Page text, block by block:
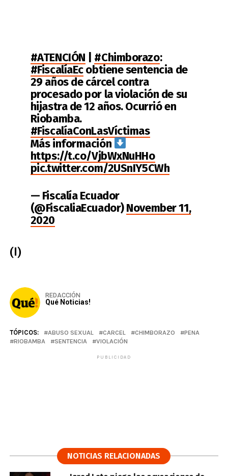
#ATENCIÓN #Chimborazo:
#FiscalíaEcobtiene sentencia de
29 años de cárcel contra
procesado por la violación de su
hijastra de 12 años. Ocurrió en
Riobamba.
#FiscalíaConLasVíctimas
Más información
https://t.co/VjbWxNuHHo
pic.twitter.com/2USnIY5CWh
— Fiscalía Ecuador
(@FiscaliaEcuador)November 11,
2020
(I)
REDACCIÓN
Qué Noticias!
TÓPICOS: ABUSO SEXUAL CARCEL CHIMBORAZO
PENA
RIOBAMBA
SENTENCIA VIOLACIÓN
PUBLICIDAD
NOTICIAS RELACIONADAS